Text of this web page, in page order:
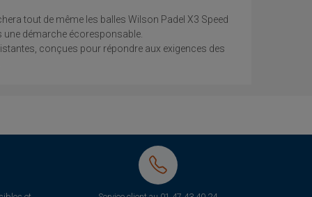
tout de même les balles Wilson Padel X3 Speed
une démarche écoresponsable.
conçues pour répondre aux exigences des